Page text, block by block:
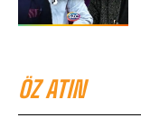
ÖZ ATIN